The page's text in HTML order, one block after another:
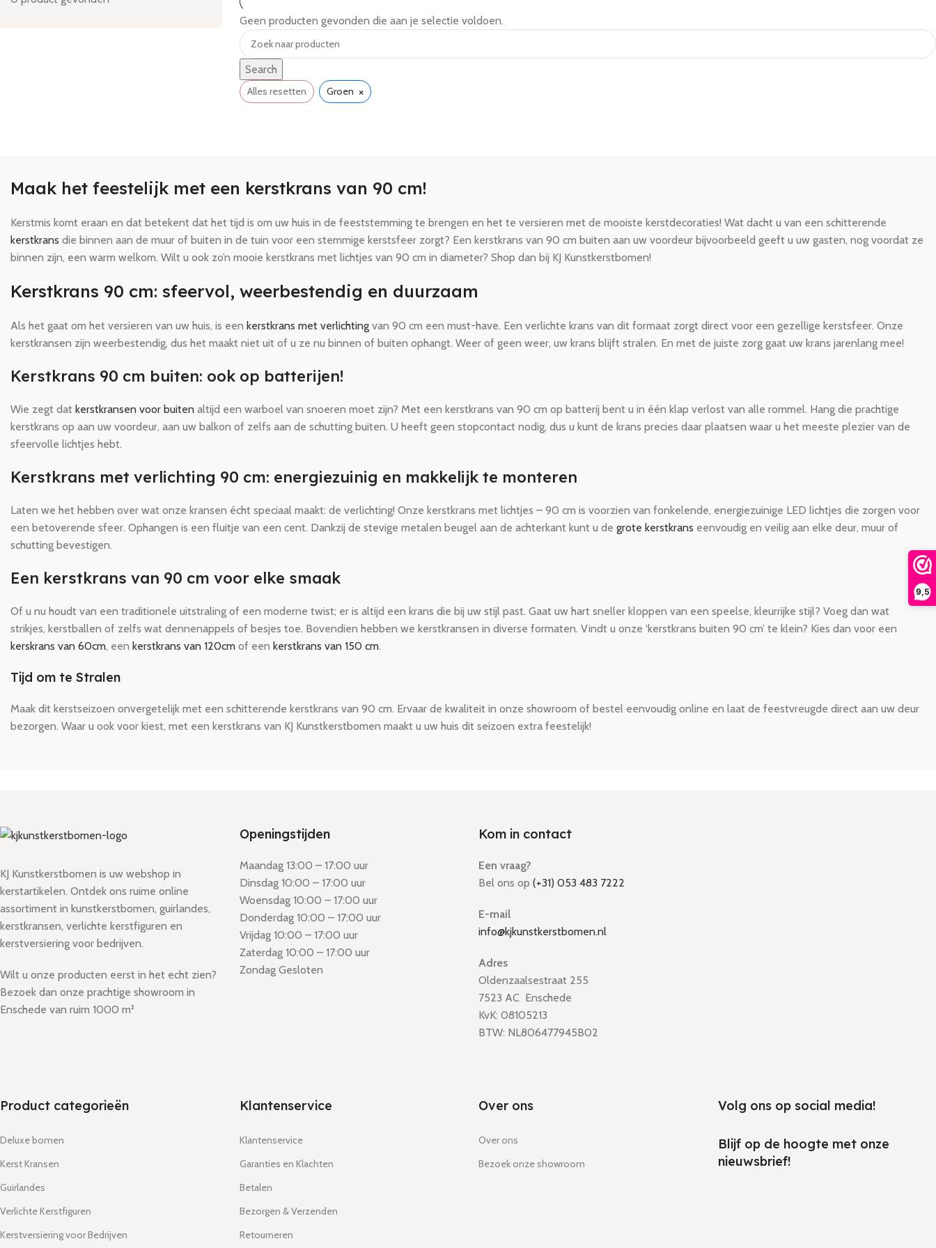
9,5
Geen producten gevonden die aan je selectie voldoen.
Search
Alles resetten Groen ×
Maak het feestelijk met een kerstkrans van 90 cm!
Kerstmis komt eraan en dat betekent dat het tijd is om uw huis in de feeststemming te brengen en het te versieren met de mooiste kerstdecoraties! Wat dacht u van een schitterende
kerstkrans die binnen aan de muur of buiten in de tuin voor een stemmige kerstsfeer zorgt? Een kerstkrans van 90 cm buiten aan uw voordeur bijvoorbeeld geeft u uw gasten, nog voordat ze
binnen zijn, een warm welkom. Wilt u ook zo’n mooie kerstkrans met lichtjes van 90 cm in diameter? Shop dan bij KJ Kunstkerstbomen!
Kerstkrans 90 cm: sfeervol, weerbestendig en duurzaam
Als het gaat om het versieren van uw huis, is een kerstkrans met verlichting van 90 cm een must-have. Een verlichte krans van dit formaat zorgt direct voor een gezellige kerstsfeer. Onze
kerstkransen zijn weerbestendig, dus het maakt niet uit of u ze nu binnen of buiten ophangt. Weer of geen weer, uw krans blijft stralen. En met de juiste zorg gaat uw krans jarenlang mee!
Kerstkrans 90 cm buiten: ook op batterijen!
Wie zegt dat kerstkransen voor buiten altijd een warboel van snoeren moet zijn? Met een kerstkrans van 90 cm op batterij bent u in één klap verlost van alle rommel. Hang die prachtige
kerstkrans op aan uw voordeur, aan uw balkon of zelfs aan de schutting buiten. U heeft geen stopcontact nodig, dus u kunt de krans precies daar plaatsen waar u het meeste plezier van de
sfeervolle lichtjes hebt.
Kerstkrans met verlichting 90 cm: energiezuinig en makkelijk te monteren
Laten we het hebben over wat onze kransen écht speciaal maakt: de verlichting! Onze kerstkrans met lichtjes – 90 cm is voorzien van fonkelende, energiezuinige LED lichtjes die zorgen voor
een betoverende sfeer. Ophangen is een fluitje van een cent. Dankzij de stevige metalen beugel aan de achterkant kunt u de grote kerstkrans eenvoudig en veilig aan elke deur, muur of
schutting bevestigen.
Een kerstkrans van 90 cm voor elke smaak
Of u nu houdt van een traditionele uitstraling of een moderne twist; er is altijd een krans die bij uw stijl past. Gaat uw hart sneller kloppen van een speelse, kleurrijke stijl? Voeg dan wat
strikjes, kerstballen of zelfs wat dennenappels of besjes toe. Bovendien hebben we kerstkransen in diverse formaten. Vindt u onze ‘kerstkrans buiten 90 cm’ te klein? Kies dan voor een
kerskrans van 60cm, een kerstkrans van 120cm of een kerstkrans van 150 cm.
Tijd om te Stralen
Maak dit kerstseizoen onvergetelijk met een schitterende kerstkrans van 90 cm. Ervaar de kwaliteit in onze showroom of bestel eenvoudig online en laat de feestvreugde direct aan uw deur
bezorgen. Waar u ook voor kiest, met een kerstkrans van KJ Kunstkerstbomen maakt u uw huis dit seizoen extra feestelijk!
KJ Kunstkerstbomen is uw webshop in
kerstartikelen. Ontdek ons ruime online
assortiment in kunstkerstbomen, guirlandes,
kerstkransen, verlichte kerstfiguren en
kerstversiering voor bedrijven.
Wilt u onze producten eerst in het echt zien?
Bezoek dan onze prachtige showroom in
Enschede van ruim 1000 m²
Openingstijden
Maandag 13:00 – 17:00 uur
Dinsdag 10:00 – 17:00 uur
Woensdag 10:00 – 17:00 uur
Donderdag 10:00 – 17:00 uur
Vrijdag 10:00 – 17:00 uur
Zaterdag 10:00 – 17:00 uur
Zondag Gesloten
Kom in contact
Een vraag?
Bel ons op (+31) 053 483 7222
E-mail
info@kjkunstkerstbomen.nl
Adres
Oldenzaalsestraat 255
7523 AC Enschede
KvK: 08105213
BTW: NL806477945B02
Product categorieën
Deluxe bomen
Kerst Kransen
Guirlandes
Verlichte Kerstfiguren
Kerstversiering voor Bedrijven
Klantenservice
Klantenservice
Garanties en Klachten
Betalen
Bezorgen & Verzenden
Retourneren
Over ons
Over ons
Bezoek onze showroom
Volg ons op social media!
Blijf op de hoogte met onze
nieuwsbrief!